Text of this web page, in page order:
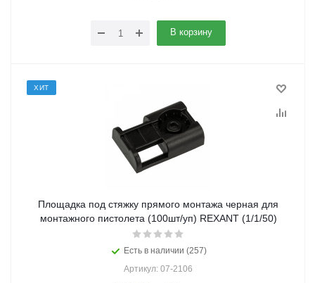
В корзину
ХИТ
Площадка под стяжку прямого монтажа черная для
монтажного пистолета (100шт/уп) REXANT (1/1/50)
Есть в наличии (257)
Артикул: 07-2106